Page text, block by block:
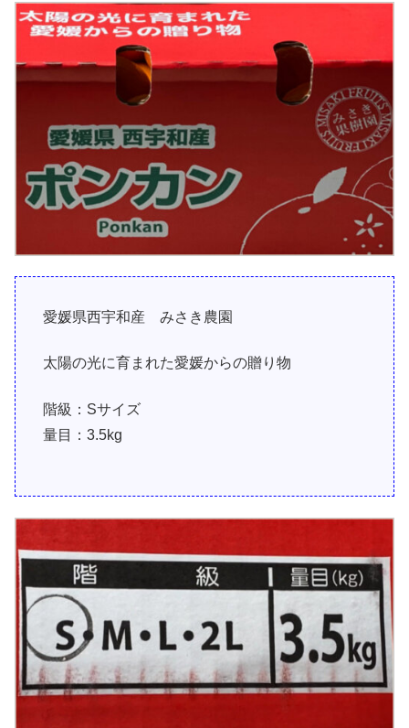
愛媛県西宇和産 みさき農園
太陽の光に育まれた愛媛からの贈り物
階級：Sサイズ
量目：3.5kg